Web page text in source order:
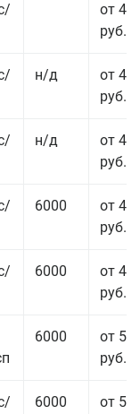
от 43
руб.
н/д
от 46
руб.
н/д
от 44
руб.
6000
от 48
руб.
6000
от 47
руб.
6000
от 52
руб.
6000
от 53